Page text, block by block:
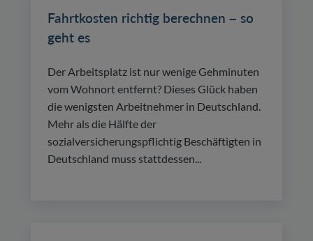
Fahrtkosten richtig berechnen – so
geht es
Der Arbeitsplatz ist nur wenige Gehminuten
vom Wohnort entfernt? Dieses Glück haben
die wenigsten Arbeitnehmer in Deutschland.
Mehr als die Hälfte der
sozialversicherungspflichtig Beschäftigten in
Deutschland muss stattdessen...